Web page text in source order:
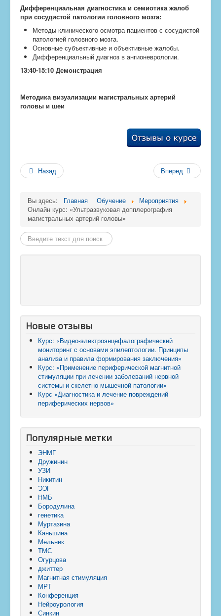
Дифференциальная диагностика и семиотика жалоб
при сосудистой патологии головного мозга:
Методы клинического осмотра пациентов с сосудистой
патологией головного мозга.
Основные субъективные и объективные жалобы.
Дифференциальный диагноз в ангионеврологии.
13:40-15:10 Демонстрация
Методика визуализации магистральных артерий
головы и шеи
Назад Вперед
Вы здесь: Главная Обучение
Мероприятия
Онлайн курс: «Ультразвуковая допплерография
магистральных артерий головы»
Найти
Новые отзывы
Курс: «Видео-электроэнцефалографический
мониторинг с основами эпилептологии. Принципы
анализа и правила формирования заключения»
Курс: «Применение периферической магнитной
стимуляции при лечении заболеваний нервной
системы и скелетно-мышечной патологии»
Курс «Диагностика и лечение повреждений
периферических нервов»
Популярные метки
ЭНМГ
Дружинин
УЗИ
Никитин
ЭЭГ
НМБ
Бородулина
генетика
Муртазина
Каньшина
Мельник
ТМС
Огурцова
джиттер
Магнитная стимуляция
МРТ
Конференция
Нейроурология
Синкин